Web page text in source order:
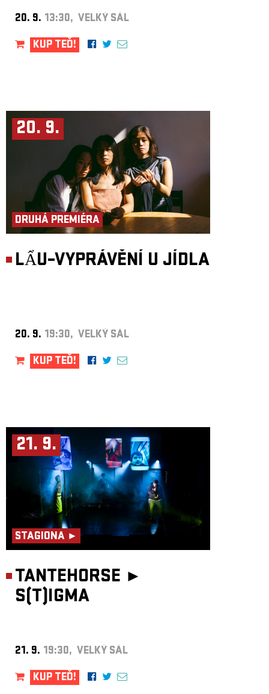
20. 9. 13:30, VELKÝ SÁL
KUP TEĎ!
20. 9.
DRUHÁ PREMIÉRA
LẨU–VYPRÁVĚNÍ U JÍDLA
20. 9. 19:30, VELKÝ SÁL
KUP TEĎ!
21. 9.
STAGIONA ►
TANTEHORSE ►
S(T)IGMA
21. 9. 19:30, VELKÝ SÁL
KUP TEĎ!